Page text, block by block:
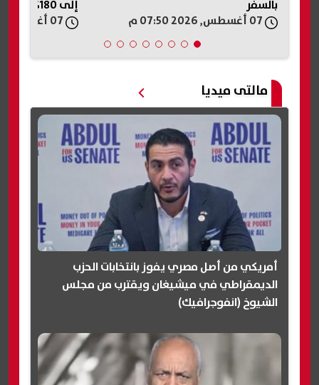
بالسفر
إلى 180%
مالتى ميديا
أمريكي من أصل مصري يفوز بانتخابات الحزب
الديمقراطي في ميشيغان ويقترب من مجلس
الشيوخ (انفوجرافيك)